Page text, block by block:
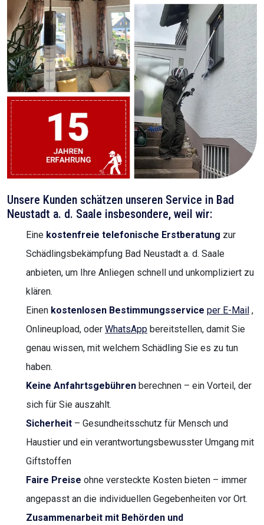
Unsere Kunden schätzen unseren Service in Bad
Neustadt a. d. Saale insbesondere, weil wir:
Eine kostenfreie telefonische Erstberatung zur
Schädlingsbekämpfung Bad Neustadt a. d. Saale
anbieten, um Ihre Anliegen schnell und unkompliziert zu
klären.
Einen kostenlosen Bestimmungsservice per E-Mail ,
Onlineupload, oder WhatsApp bereitstellen, damit Sie
genau wissen, mit welchem Schädling Sie es zu tun
haben.
Keine Anfahrtsgebühren berechnen – ein Vorteil, der
sich für Sie auszahlt.
Sicherheit – Gesundheitsschutz für Mensch und
Haustier und ein verantwortungsbewusster Umgang mit
Giftstoffen
Faire Preise ohne versteckte Kosten bieten – immer
angepasst an die individuellen Gegebenheiten vor Ort.
Zusammenarbeit mit Behörden und